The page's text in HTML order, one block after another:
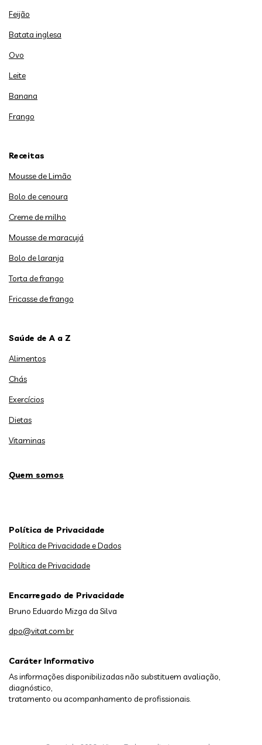
Feijão
Batata inglesa
Ovo
Leite
Banana
Frango
Receitas
Mousse de Limão
Bolo de cenoura
Creme de milho
Mousse de maracujá
Bolo de laranja
Torta de frango
Fricasse de frango
Saúde de A a Z
Alimentos
Chás
Exercícios
Dietas
Vitaminas
Quem somos
Caráter Informativo
As informações disponibilizadas não substituem avaliação,
diagnóstico,
tratamento ou acompanhamento de profissionais.
Política de Privacidade
Política de Privacidade e Dados
Política de Privacidade
Encarregado de Privacidade
Bruno Eduardo Mizga da Silva
dpo@vitat.com.br